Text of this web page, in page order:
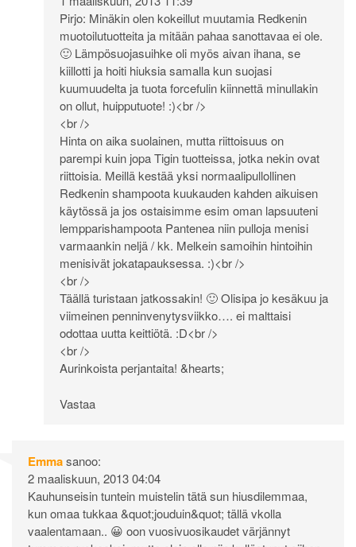
Pirjo: Minäkin olen kokeillut muutamia Redkenin
muotoilutuotteita ja mitään pahaa sanottavaa ei ole.
🙂 Lämpösuojasuihke oli myös aivan ihana, se
kiillotti ja hoiti hiuksia samalla kun suojasi
kuumuudelta ja tuota forcefulin kiinnettä minullakin
on ollut, huipputuote! :)<br />
<br />
Hinta on aika suolainen, mutta riittoisuus on
parempi kuin jopa Tigin tuotteissa, jotka nekin ovat
riittoisia. Meillä kestää yksi normaalipullollinen
Redkenin shampoota kuukauden kahden aikuisen
käytössä ja jos ostaisimme esim oman lapsuuteni
lempparishampoota Pantenea niin pulloja menisi
varmaankin neljä / kk. Melkein samoihin hintoihin
menisivät jokatapauksessa. :)<br />
<br />
Täällä turistaan jatkossakin! 🙂 Olisipa jo kesäkuu ja
viimeinen penninvenytysviikko…. ei malttaisi
odottaa uutta keittiötä. :D<br />
<br />
Aurinkoista perjantaita! &hearts;
Vastaa
Emmasanoo:
2 maaliskuun, 2013 04:04
Kauhunseisin tuntein muistelin tätä sun hiusdilemmaa,
kun omaa tukkaa &quot;jouduin&quot; tällä vkolla
vaalentamaan.. 😀 oon vuosivuosikaudet värjännyt